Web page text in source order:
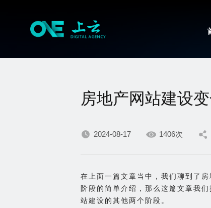
房地产网站建设
2024-08-17 1406次
在上面一篇文章当中，我们聊到了
阶段的简单介绍，那么这篇文章我
站建设的其他两个阶段。